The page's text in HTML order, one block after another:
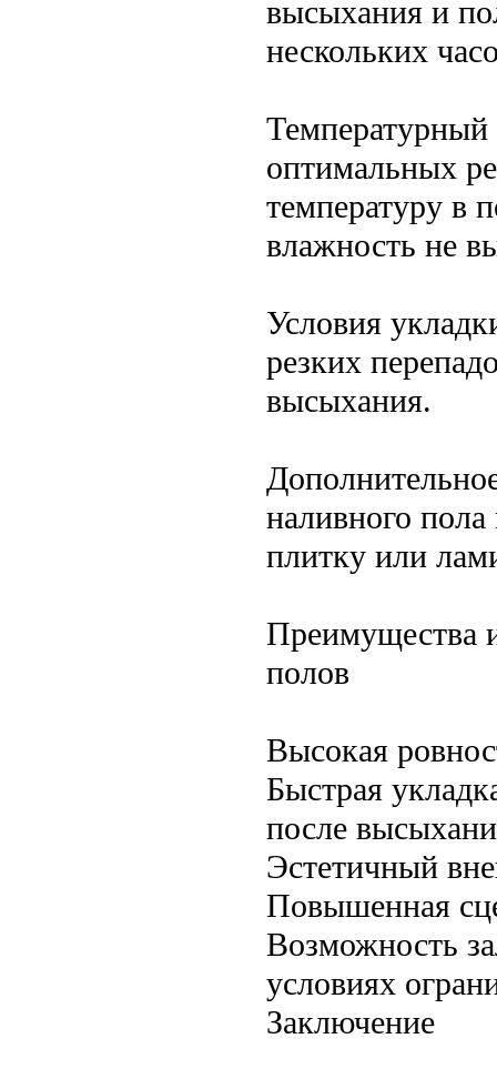
высыхания и
нескольких
оптимальных
температуру в
влажность не
Условия
резких
высыхания.
наливного
плитку или
Преимущества
полов
Высокая
Быстрая
после
Эстетичный
Повышенная
Возможность
условиях
Заключение